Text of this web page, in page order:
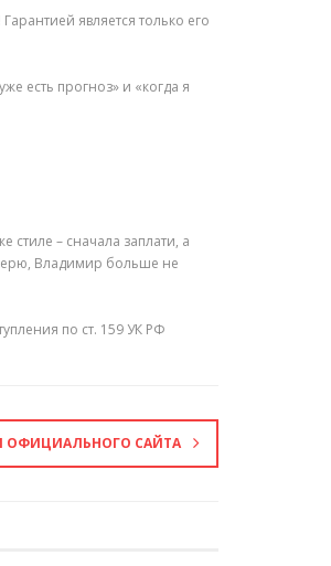
является только его
есть прогноз» и «когда я
– сначала заплати, а
Владимир больше не
по ст. 159 УК РФ
ОФИЦИАЛЬНОГО САЙТА